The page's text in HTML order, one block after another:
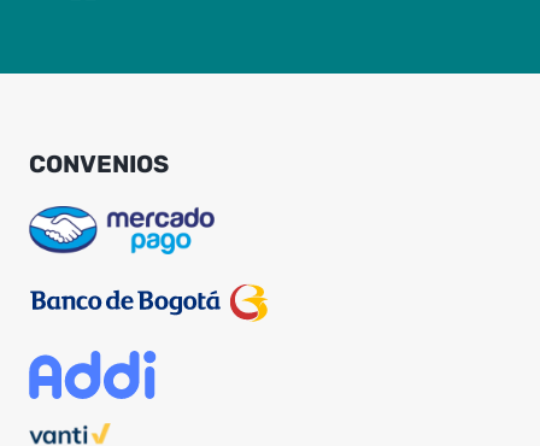
CONVENIOS